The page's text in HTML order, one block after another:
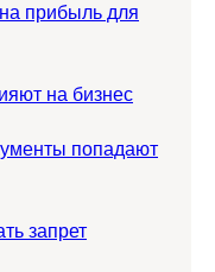
прибыль для
на бизнес
попадают
запрет